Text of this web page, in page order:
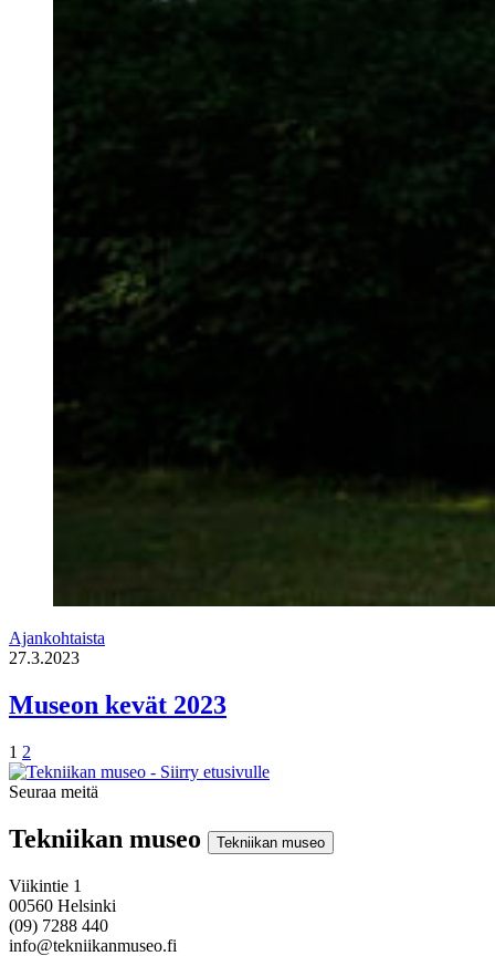
Ajankohtaista
27.3.2023
Museon kevät 2023
Sivu
1 Sivu
2
Seuraa meitä
Tekniikan museo Tekniikan museo
Viikintie 1
00560 Helsinki
(09) 7288 440
info@tekniikanmuseo.fi